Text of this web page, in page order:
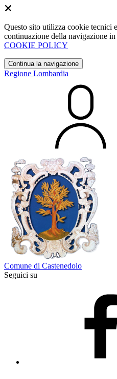
Questo sito utilizza cookie tecnici
continuazione della navigazione
COOKIE POLICY
Continua la navigazione
Regione Lombardia
Comune di Castenedolo
Seguici su